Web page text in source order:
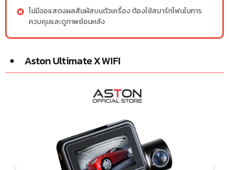
ไม่มีจอแสดงผลสัมผัสบนตัวเครื่อง ต้องใช้สมาร์ทโฟนในการ
ควบคุมและดูภาพย้อนหลัง
Aston Ultimate X WIFI